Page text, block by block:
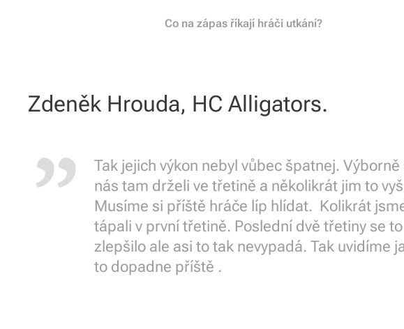
Co na zápas říkají hráči utkání?
Zdeněk Hrouda, HC Alligators.
Tak jejich výkon nebyl vůbec špatnej. Výborně
nás tam drželi ve třetině a několikrát jim to
Musíme si příště hráče líp hlídat. Kolikrát
tápali v první třetině. Poslední dvě třetiny se to
zlepšilo ale asi to tak nevypadá. Tak uvidíme
to dopadne příště .